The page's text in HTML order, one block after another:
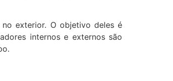
exterior. O objetivo deles é
internos e externos são